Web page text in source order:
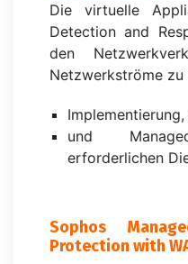
Die virtuelle
Detection and
den
Netzwerkströme
und
erforderlichen
Sophos
Protection with